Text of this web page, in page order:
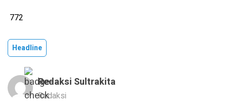
772
Headline
Redaksi Sultrakita
Redaksi